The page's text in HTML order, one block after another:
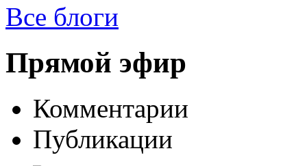
Все блоги
Прямой эфир
Комментарии
Публикации